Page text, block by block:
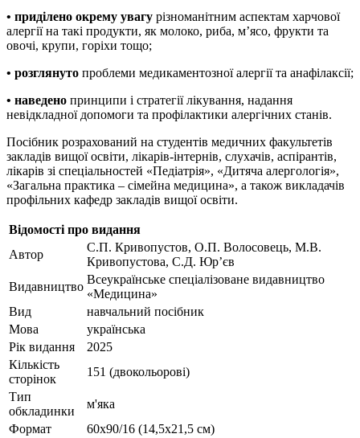
• приділено окрему увагу різноманітним аспектам харчової
алергії на такі продукти, як молоко, риба, м’ясо, фрукти та
овочі, крупи, горіхи тощо;
• розглянуто проблеми медикаментозної алергії та анафілаксії;
• наведено принципи і стратегії лікування, надання
невідкладної допомоги та профілактики алергічних станів.
Посібник розрахований на студентів медичних факультетів
закладів вищої освіти, лікарів-інтернів, слухачів, аспірантів,
лікарів зі спеціальностей «Педіатрія», «Дитяча алергологія»,
«Загальна практика – сімейна медицина», а також викладачів
профільних кафедр закладів вищої освіти.
Відомості про видання
Автор
С.П. Кривопустов, О.П. Волосовець, М.В.
Кривопустова, С.Д. Юр’єв
Видавництво
Всеукраїнське спеціалізоване видавництво
«Медицина»
Вид
навчальний посібник
Мова
українська
Рік видання
2025
Кількість
сторінок
151 (двокольорові)
Тип
обкладинки
м'яка
Формат
60х90/16 (14,5х21,5 см)